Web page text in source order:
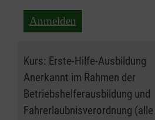
Anmelden
Kurs: Erste-Hilfe-Ausbildung
Anerkannt im Rahmen der
Betriebshelferausbildung und
Fahrerlaubnisverordnung